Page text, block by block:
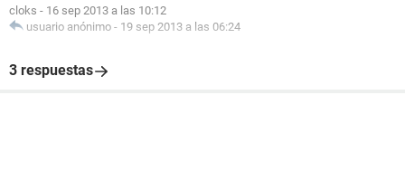
cloks - 16 sep 2013 a las 10:12
usuario anónimo - 19 sep 2013 a las 06:24
3 respuestas